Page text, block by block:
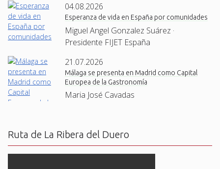
04.08.2026
Esperanza de vida en España por comunidades
Miguel Angel Gonzalez Suárez ·
Presidente FIJET España
21.07.2026
Málaga se presenta en Madrid como Capital
Europea de la Gastronomía
Maria José Cavadas
Ruta de La Ribera del Duero